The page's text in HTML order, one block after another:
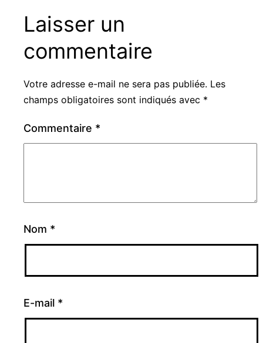
Laisser un
commentaire
Votre adresse e-mail ne sera pas publiée. Les
champs obligatoires sont indiqués avec *
Commentaire *
Nom *
E-mail *